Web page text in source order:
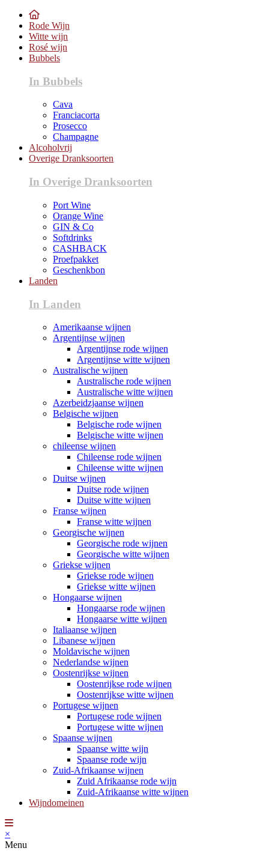
Rode Wijn
Witte wijn
Rosé wijn
Bubbels
In Bubbels
Cava
Franciacorta
Prosecco
Champagne
Alcoholvrij
Overige Dranksoorten
In Overige Dranksoorten
Port Wine
Orange Wine
GIN & Co
Softdrinks
CASHBACK
Proefpakket
Geschenkbon
Landen
In Landen
Amerikaanse wijnen
Argentijnse wijnen
Argentijnse rode wijnen
Argentijnse witte wijnen
Australische wijnen
Australische rode wijnen
Australische witte wijnen
Azerbeidzjaanse wijnen
Belgische wijnen
Belgische rode wijnen
Belgische witte wijnen
chileense wijnen
Chileense rode wijnen
Chileense witte wijnen
Duitse wijnen
Duitse rode wijnen
Duitse witte wijnen
Franse wijnen
Franse witte wijnen
Georgische wijnen
Georgische rode wijnen
Georgische witte wijnen
Griekse wijnen
Griekse rode wijnen
Griekse witte wijnen
Hongaarse wijnen
Hongaarse rode wijnen
Hongaarse witte wijnen
Italiaanse wijnen
Libanese wijnen
Moldavische wijnen
Nederlandse wijnen
Oostenrijkse wijnen
Oostenrijkse rode wijnen
Oostenrijkse witte wijnen
Portugese wijnen
Portugese rode wijnen
Portugese witte wijnen
Spaanse wijnen
Spaanse witte wijn
Spaanse rode wijn
Zuid-Afrikaanse wijnen
Zuid Afrikaanse rode wijn
Zuid-Afrikaanse witte wijnen
Wijndomeinen
×
Menu